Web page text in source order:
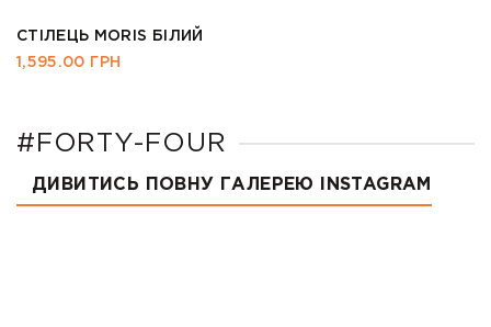
СТІЛЕЦЬ PRADO
5,285.00
#FORTY-FOUR
ДИВИТИСЬ ПОВНУ ГАЛЕРЕЮ INSTAGRAM